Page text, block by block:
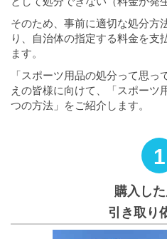
そのため、事前に適切な処分方
り、自治体の指定する料金を支
ます。
「スポーツ用品の処分って思
えの皆様に向けて、「スポーツ
つの方法」をご紹介します。
1
購入し
引き取り